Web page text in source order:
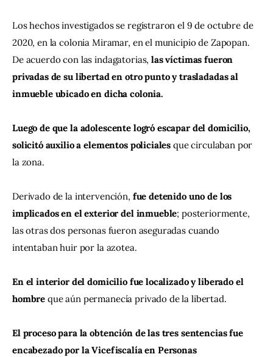
Los hechos investigados se registraron el 9 de octubre de
2020, en la colonia Miramar, en el municipio de Zapopan.
De acuerdo con las indagatorias, las víctimas fueron
privadas de su libertad en otro punto y trasladadas al
inmueble ubicado en dicha colonia.
Luego de que la adolescente logró escapar del domicilio,
solicitó auxilio a elementos policiales que circulaban por
la zona.
Derivado de la intervención, fue detenido uno de los
implicados en el exterior del inmueble; posteriormente,
las otras dos personas fueron aseguradas cuando
intentaban huir por la azotea.
En el interior del domicilio fue localizado y liberado el
hombre que aún permanecía privado de la libertad.
El proceso para la obtención de las tres sentencias fue
encabezado por la Vicefiscalía en Personas